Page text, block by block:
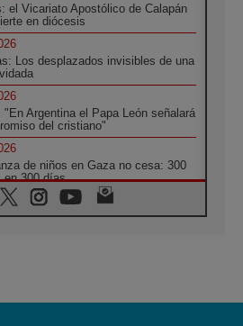
el Vicariato Apostólico de Calapán
en diócesis
Los desplazados invisibles de una
"En Argentina el Papa León señalará
del cristiano"
de niños en Gaza no cesa: 300
en 300 días
guerra desfigura el mundo, solo la